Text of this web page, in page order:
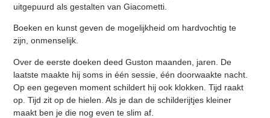
uitgepuurd als gestalten van Giacometti.
Boeken en kunst geven de mogelijkheid om hardvochtig te
zijn, onmenselijk.
Over de eerste doeken deed Guston maanden, jaren. De
laatste maakte hij soms in één sessie, één doorwaakte nacht.
Op een gegeven moment schildert hij ook klokken. Tijd raakt
op. Tijd zit op de hielen. Als je dan de schilderijtjes kleiner
maakt ben je die nog even te slim af.